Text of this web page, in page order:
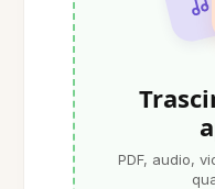
PDF, audio,